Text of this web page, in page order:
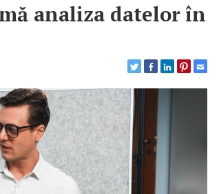
analiza datelor în